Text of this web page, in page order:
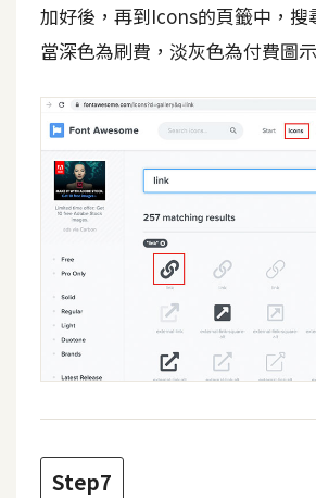
空
間
網
頁
設
端
H
T
M
C
加好後，再到Icons的頁籤中，搜
當深色為刷費，淡灰色為付費圖示
Step7